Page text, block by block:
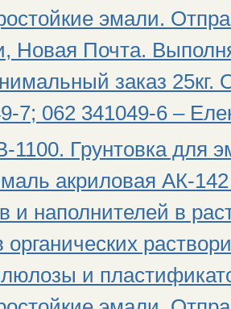
эмали.
Новая Почта.
заказ 25кг.
7; 062 341049-6 –
Грунтовка для
акриловая АК-142
и наполнителей в
и